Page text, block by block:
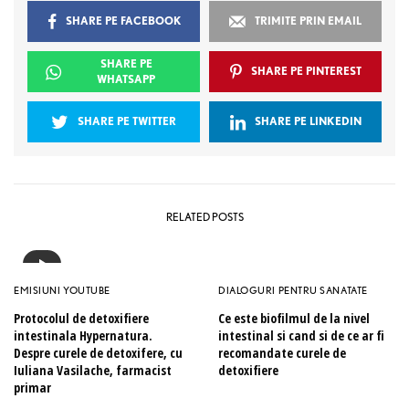
SHARE PE FACEBOOK TRIMITE PRIN EMAIL
SHARE PE
WHATSAPP
SHARE PE PINTEREST
SHARE PE TWITTER SHARE PE LINKEDIN
RELATED POSTS
EMISIUNI YOUTUBE
Protocolul de detoxifiere
intestinala Hypernatura.
Despre curele de detoxifere, cu
Iuliana Vasilache, farmacist
primar
DIALOGURI PENTRU SANATATE
Ce este biofilmul de la nivel
intestinal si cand si de ce ar fi
recomandate curele de
detoxifiere